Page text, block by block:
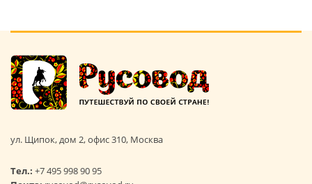
ул. Щипок, дом 2, офис 310, Москва
Тел.: +7 495 998 90 95